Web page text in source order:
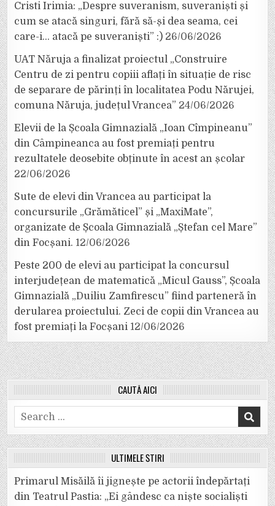
Cristi Irimia: „Despre suveranism, suveraniști și
cum se atacă singuri, fără să-și dea seama, cei
care-i… atacă pe suveraniști” :) 26/06/2026
UAT Năruja a finalizat proiectul „Construire
Centru de zi pentru copiii aflați în situație de risc
de separare de părinți în localitatea Podu Nărujei,
comuna Năruja, județul Vrancea” 24/06/2026
Elevii de la Școala Gimnazială „Ioan Cîmpineanu”
din Câmpineanca au fost premiați pentru
rezultatele deosebite obținute în acest an școlar
22/06/2026
Sute de elevi din Vrancea au participat la
concursurile „Grămăticel” și „MaxiMate”,
organizate de Școala Gimnazială „Ștefan cel Mare”
din Focșani. 12/06/2026
Peste 200 de elevi au participat la concursul
interjudețean de matematică „Micul Gauss”, Școala
Gimnazială „Duiliu Zamfirescu” fiind parteneră în
derularea proiectului. Zeci de copii din Vrancea au
fost premiați la Focșani 12/06/2026
CAUTĂ AICI
Search
for:
ULTIMELE ȘTIRI
Primarul Misăilă îi jignește pe actorii îndepărtați
din Teatrul Pastia: „Ei gândesc ca niște socialiști